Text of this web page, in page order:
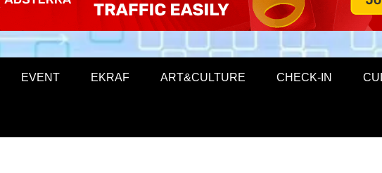
EVENT EKRAF ART&CULTURE CHECK-IN